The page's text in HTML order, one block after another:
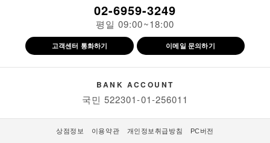
02-6959-3249
평일 09:00~18:00
고객센터 통화하기 이메일 문의하기
BANK ACCOUNT
국민 522301-01-256011
상점정보 이용약관 개인정보취급방침 PC버전